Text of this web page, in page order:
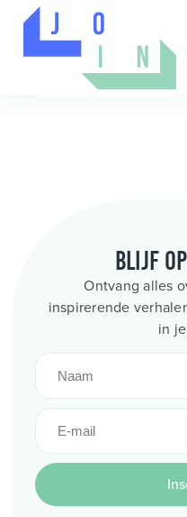
Blijf
Ontvang alles
inspirerende
in